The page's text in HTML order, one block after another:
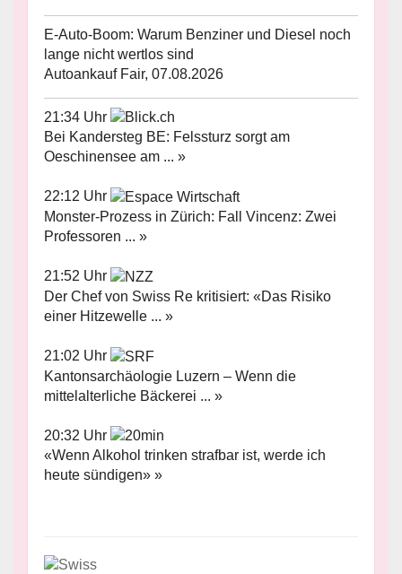
E-Auto-Boom: Warum Benziner und Diesel noch
lange nicht wertlos sind
Autoankauf Fair, 07.08.2026
21:34 Uhr
Bei Kandersteg BE: Felssturz sorgt am
Oeschinensee am ... »
22:12 Uhr
Monster-Prozess in Zürich: Fall Vincenz: Zwei
Professoren ... »
21:52 Uhr
Der Chef von Swiss Re kritisiert: «Das Risiko
einer Hitzewelle ... »
21:02 Uhr
Kantonsarchäologie Luzern – Wenn die
mittelalterliche Bäckerei ... »
20:32 Uhr
«Wenn Alkohol trinken strafbar ist, werde ich
heute sündigen» »